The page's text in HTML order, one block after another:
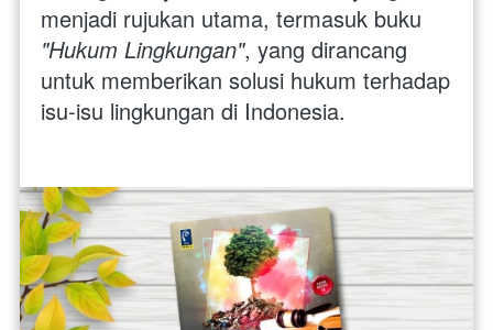
"Hukum Lingkungan", yang dirancang
untuk memberikan solusi hukum terhadap
isu-isu lingkungan di Indonesia.